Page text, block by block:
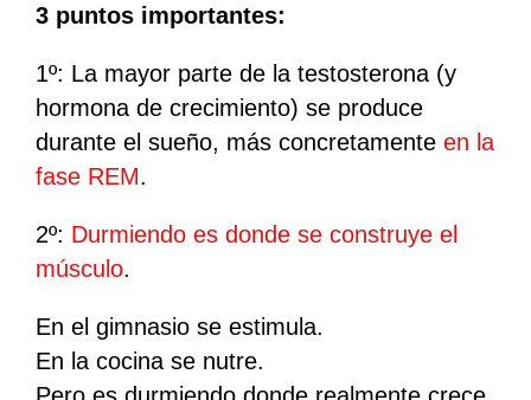
3 puntos importantes:
1º: La mayor parte de la testosterona (y
hormona de crecimiento) se produce
durante el sueño, más concretamente en la
fase REM.
2º: Durmiendo es donde se construye el
músculo.
En el gimnasio se estimula.
En la cocina se nutre.